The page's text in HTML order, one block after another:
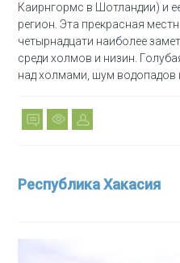
Каирнгормс в Шотландии) и
регион. Эта прекрасная
четырнадцати наиболее
среди холмов и низин.
над холмами, шум водопадов
Республика Хакасия